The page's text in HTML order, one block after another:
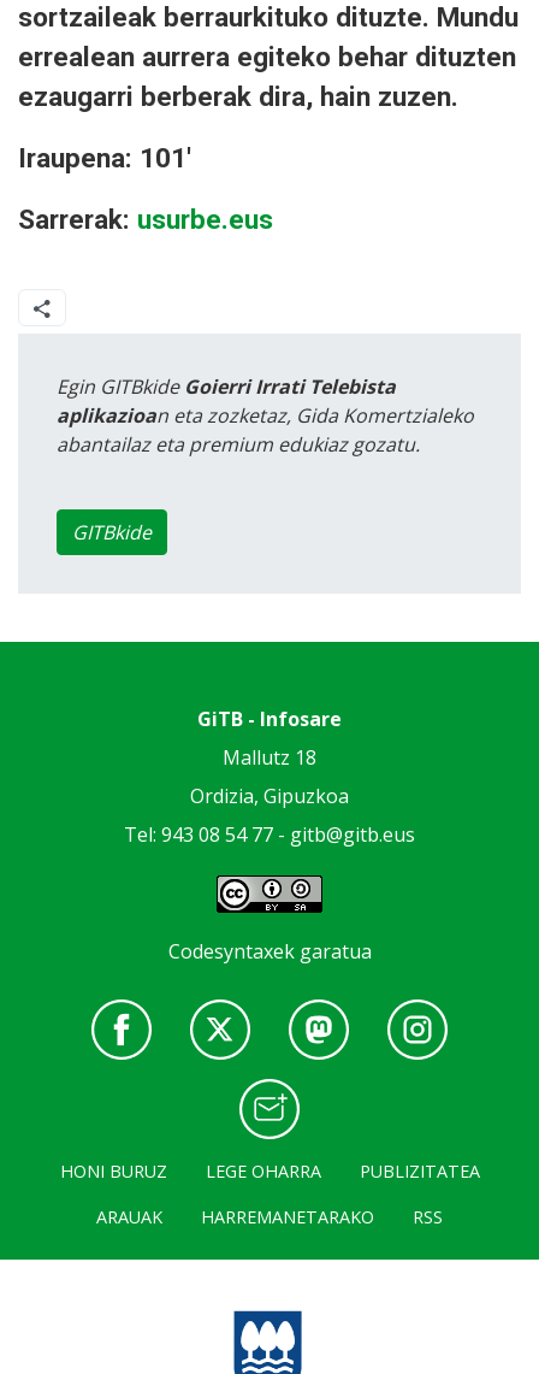
sortzaileak berraurkituko dituzte. Mundu
errealean aurrera egiteko behar dituzten
ezaugarri berberak dira, hain zuzen.
Iraupena: 101'
Sarrerak: usurbe.eus
Egin GITBkide Goierri Irrati Telebista
aplikazioan eta zozketaz, Gida Komertzialeko
abantailaz eta premium edukiaz gozatu.
GITBkide
GiTB - Infosare
Mallutz 18
Ordizia, Gipuzkoa
Tel: 943 08 54 77 - gitb@gitb.eus
Codesyntaxek garatua
HONI BURUZ LEGE OHARRA
PUBLIZITATEA
ARAUAK
HARREMANETARAKO RSS